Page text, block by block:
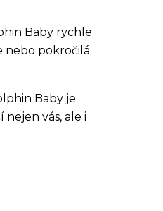
Baby rychle
nebo pokročilá
Baby je
vás, ale i